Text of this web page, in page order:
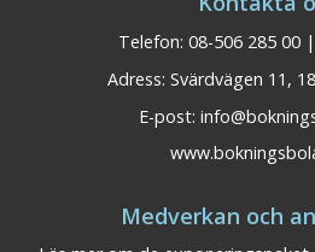
Telefon: 08-506 285 00
Adress: Svärdvägen 11,
E-post:
Medverkan och